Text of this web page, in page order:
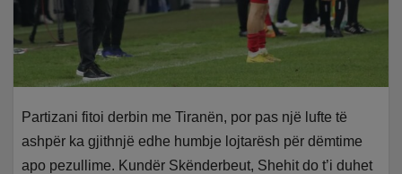
Partizani fitoi derbin me Tiranën, por pas një lufte të
ashpër ka gjithnjë edhe humbje lojtarësh për dëmtime
apo pezullime. Kundër Skënderbeut, Shehit do t’i duhet